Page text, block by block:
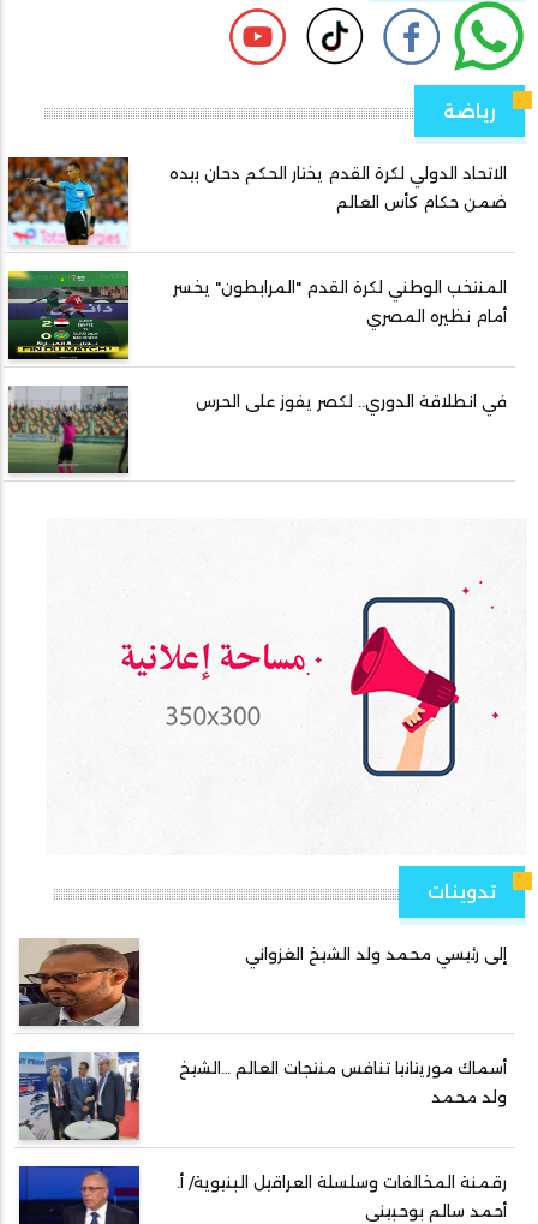
رياضة
الاتحاد الدولي لكرة القدم يختار الحكم دحان بيده
ضمن حكام كأس العالم
المنتخب الوطني لكرة القدم "المرابطون" يخسر
أمام نظيره المصري
في انطلاقة الدوري.. لكصر يفوز على الحرس
تدوينات
إلى رئيسي محمد ولد الشيخ الغزواني
أسماك موريتانيا تنافس منتجات العالم …الشيخ
ولد محمد
رقمنة المخالفات وسلسلة العراقيل البنيوية/ أ.
أحمد سالم بوحبيني